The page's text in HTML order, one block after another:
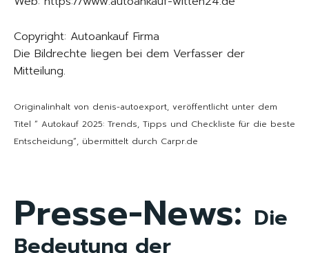
Copyright: Autoankauf Firma
Die Bildrechte liegen bei dem Verfasser der
Mitteilung.
Originalinhalt von denis-autoexport, veröffentlicht unter dem
Titel “ Autokauf 2025: Trends, Tipps und Checkliste für die beste
Entscheidung“, übermittelt durch Carpr.de
Presse-News: Die
Bedeutung der